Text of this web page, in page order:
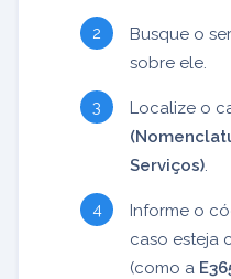
Busque o
sobre ele.
Localize o
Serviços).
Informe o
caso esteja
(como a